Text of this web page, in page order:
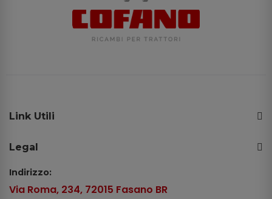
Link Utili
Legal
Indirizzo:
Via Roma, 234, 72015 Fasano BR